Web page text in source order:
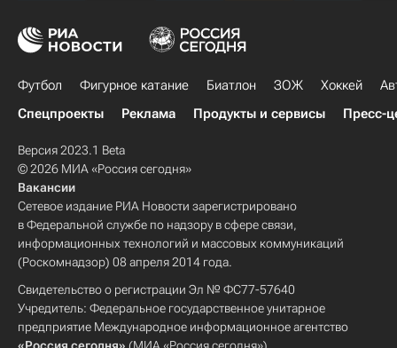
Футбол Фигурное катание Биатлон ЗОЖ Хоккей
Спецпроекты
Реклама Продукты и сервисы Пресс-
Версия 2023.1 Beta
© 2026 МИА «Россия сегодня»
Вакансии
Сетевое издание РИА Новости зарегистрировано
в Федеральной службе по надзору в сфере связи,
информационных технологий и массовых коммуникаций
(Роскомнадзор) 08 апреля 2014 года.
Свидетельство о регистрации Эл № ФС77-57640
Учредитель: Федеральное государственное унитарное
предприятие Международное информационное агентство